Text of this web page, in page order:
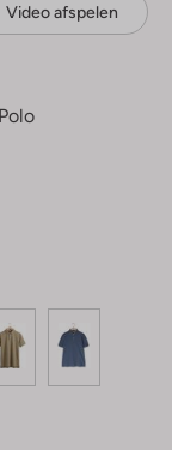
Video afspelen